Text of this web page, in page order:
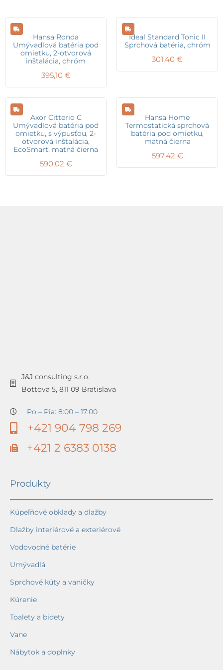
Hansa Ronda
Umývadlová batéria pod
omietku, 2-otvorová
inštalácia, chróm
395,10 €
Ideal Standard Tonic II
Sprchová batéria, chróm
301,40 €
Axor Citterio C
Umývadlová batéria pod
omietku, s výpusťou, 2-
otvorová inštalácia,
EcoSmart, matná čierna
590,02 €
Hansa Home
Termostatická sprchová
batéria pod omietku,
matná čierna
597,42 €
J&J consulting s.r.o.
Bottova 5, 811 09 Bratislava
Po – Pia: 8:00 – 17:00
+421 904 798 269
+421 2 6383 0138
Produkty
Kúpeľňové obklady a dlažby
Dlažby interiérové a exteriérové
Vodovodné batérie
Umývadlá
Sprchové kúty a vaničky
Kúrenie
Toalety a bidety
Vane
Nábytok a doplnky